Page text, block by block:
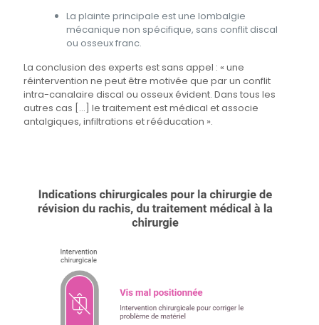
La plainte principale est une lombalgie
mécanique non spécifique, sans conflit discal
ou osseux franc.
La conclusion des experts est sans appel : « une
réintervention ne peut être motivée que par un conflit
intra-canalaire discal ou osseux évident. Dans tous les
autres cas […] le traitement est médical et associe
antalgiques, infiltrations et rééducation ».